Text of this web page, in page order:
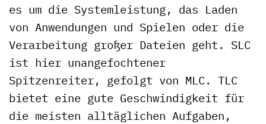
es um die Systemleistung, das Laden
von Anwendungen und Spielen oder die
Verarbeitung großer Dateien geht. SLC
ist hier unangefochtener
Spitzenreiter, gefolgt von MLC. TLC
bietet eine gute Geschwindigkeit für
die meisten alltäglichen Aufgaben,